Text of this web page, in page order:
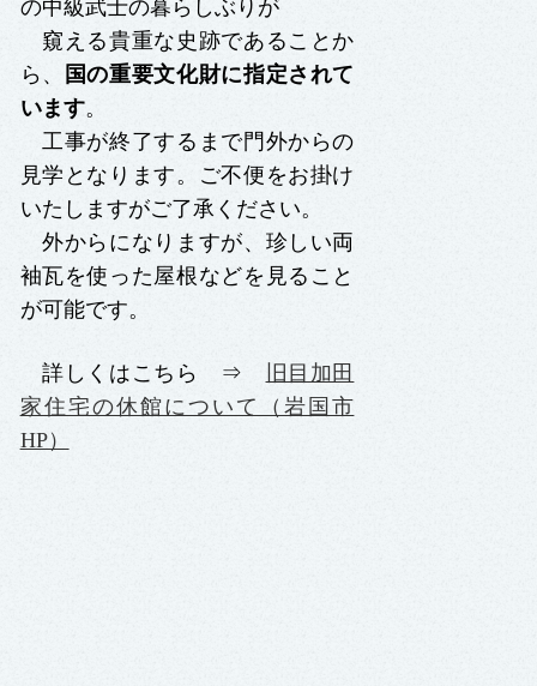
の中級武士の暮らしぶりが
窺える貴重な史跡であることか
ら、
国の重要文化財に指定されて
います。
工事が終了するまで門外からの
見学となります。ご不便をお掛け
いたしますがご了承ください。
外からになりますが、 珍しい両
袖瓦を使った屋根などを見ること
が可能です。
詳しくはこちら ⇒
旧目加田
家住宅の休館について（岩国市
HP）